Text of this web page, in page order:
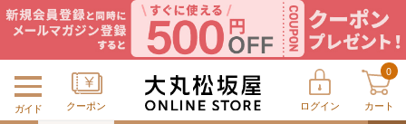
ガイド クーポン ログイン
0
カート